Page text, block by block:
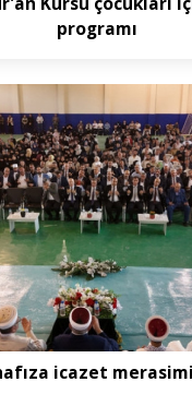
programı
icazet